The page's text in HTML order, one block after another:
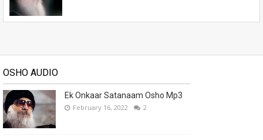
OSHO AUDIO
Ek Onkaar Satanaam Osho Mp3
February 16, 2022 2